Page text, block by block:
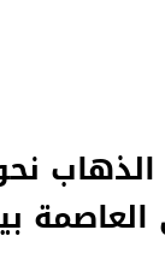
الذهاب